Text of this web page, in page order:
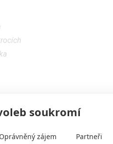
soukromí
Oprávněný zájem Partneři